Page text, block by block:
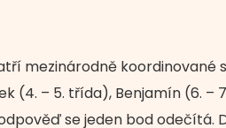
mezinárodně
(4. – 5. třída), Benjamín (6.
se jeden bod odečítá.